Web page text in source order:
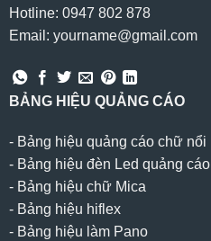
Hotline: 0947 802 878
Email: yourname@gmail.com
BẢNG HIỆU QUẢNG CÁO
- Bảng hiệu quảng cáo chữ nổi
- Bảng hiệu đèn Led quảng cáo
- Bảng hiệu chữ Mica
- Bảng hiệu hiflex
- Bảng hiệu làm Pano